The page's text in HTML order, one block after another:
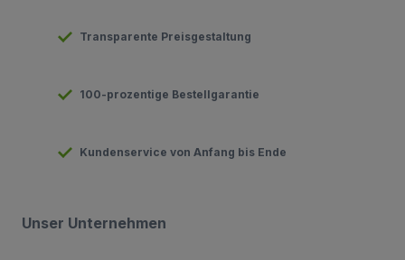
Transparente Preisgestaltung
100-prozentige Bestellgarantie
Kundenservice von Anfang bis Ende
Unser Unternehmen